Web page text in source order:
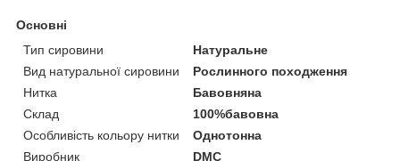
Основні
Тип сировини
Натуральне
Вид натуральної сировини
Рослинного походження
Нитка
Бавовняна
Склад
100%бавовна
Особливість кольору нитки
Однотонна
Виробник
DMC